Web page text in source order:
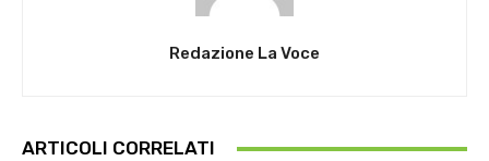
Redazione La Voce
ARTICOLI CORRELATI